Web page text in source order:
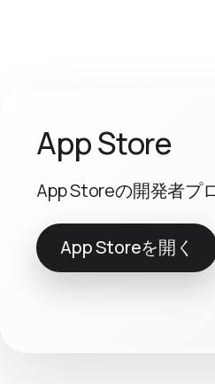
App Store
App Storeの開発者プ
App Storeを開く